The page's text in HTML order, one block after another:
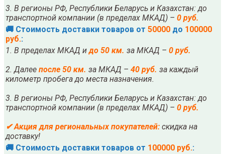
3. В регионы РФ, Республики Беларусь и Казахстан: до
транспортной компании (в пределах МКАД) – 0 руб.
🚚 Стоимость доставки товаров от 50000 до 100000
руб.:
1. В пределах МКАД идо 50 км. за МКАД – 0 руб.
2. Далее после 50 км. за МКАД – 40 руб. за каждый
километр пробега до места назначения.
3. В регионы РФ, Республики Беларусь и Казахстан: до
транспортной компании (в пределах МКАД) – 0 руб.
✔ Акция для региональных покупателей: скидка на
доставку!
🚚 Стоимость доставки товаров от 100000 руб.: